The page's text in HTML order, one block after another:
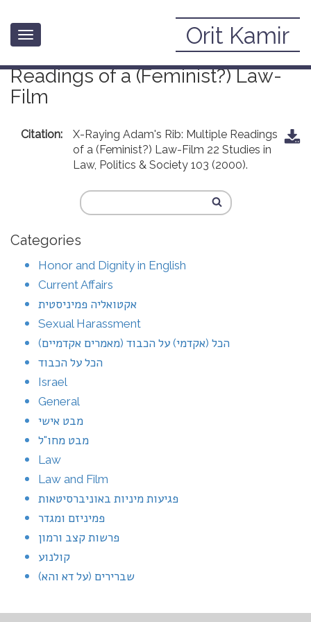
Toggle
Orit Kamir
X-Raying Adam’s Rib: Multiple
Readings of a (Feminist?) Law-
Film
Citation:
X-Raying Adam's Rib: Multiple Readings
of a (Feminist?) Law-Film 22 Studies in
Law, Politics & Society 103 (2000).
Categories
Honor and Dignity in English
Current Affairs
אקטואליה פמיניסטית
Sexual Harassment
הכל (אקדמי) על הכבוד (מאמרים אקדמיים)
הכל על הכבוד
Israel
General
מבט אישי
מבט מחו"ל
Law
Law and Film
פגיעות מיניות באוניברסיטאות
פמיניזם ומגדר
פרשות קצב ורמון
קולנוע
שברירים (על דא והא)